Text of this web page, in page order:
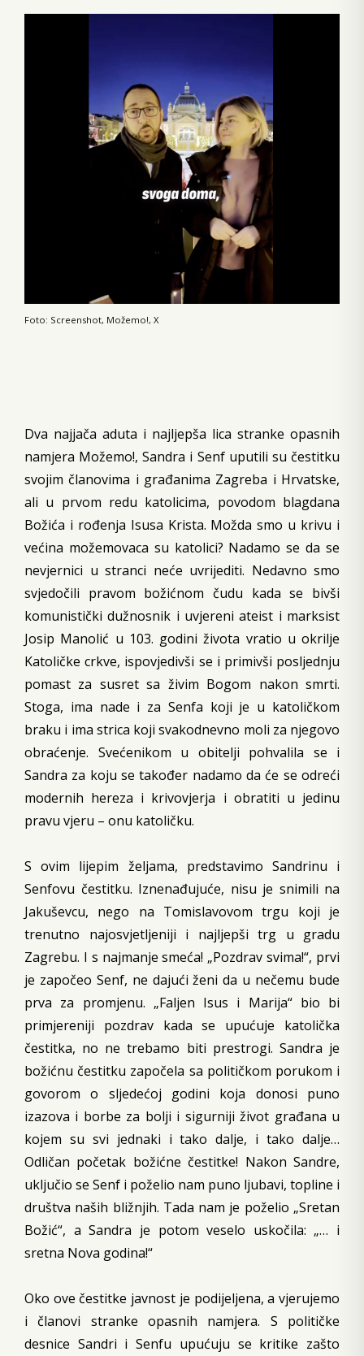
Foto: Screenshot, Možemo!, X
Dva najjača aduta i najljepša lica stranke opasnih
namjera Možemo!, Sandra i Senf uputili su čestitku
svojim članovima i građanima Zagreba i Hrvatske,
ali u prvom redu katolicima, povodom blagdana
Božića i rođenja Isusa Krista. Možda smo u krivu i
većina možemovaca su katolici? Nadamo se da se
nevjernici u stranci neće uvrijediti. Nedavno smo
svjedočili pravom božićnom čudu kada se bivši
komunistički dužnosnik i uvjereni ateist i marksist
Josip Manolić u 103. godini života vratio u okrilje
Katoličke crkve, ispovjedivši se i primivši posljednju
pomast za susret sa živim Bogom nakon smrti.
Stoga, ima nade i za Senfa koji je u katoličkom
braku i ima strica koji svakodnevno moli za njegovo
obraćenje. Svećenikom u obitelji pohvalila se i
Sandra za koju se također nadamo da će se odreći
modernih hereza i krivovjerja i obratiti u jedinu
pravu vjeru – onu katoličku.
S ovim lijepim željama, predstavimo Sandrinu i
Senfovu čestitku. Iznenađujuće, nisu je snimili na
Jakuševcu, nego na Tomislavovom trgu koji je
trenutno najosvjetljeniji i najljepši trg u gradu
Zagrebu. I s najmanje smeća! „Pozdrav svima!“, prvi
je započeo Senf, ne dajući ženi da u nečemu bude
prva za promjenu. „Faljen Isus i Marija“ bio bi
primjereniji pozdrav kada se upućuje katolička
čestitka, no ne trebamo biti prestrogi. Sandra je
božićnu čestitku započela sa političkom porukom i
govorom o sljedećoj godini koja donosi puno
izazova i borbe za bolji i sigurniji život građana u
kojem su svi jednaki i tako dalje, i tako dalje…
Odličan početak božićne čestitke! Nakon Sandre,
uključio se Senf i poželio nam puno ljubavi, topline i
društva naših bližnjih. Tada nam je poželio „Sretan
Božić“, a Sandra je potom veselo uskočila: „… i
sretna Nova godina!“
Oko ove čestitke javnost je podijeljena, a vjerujemo
i članovi stranke opasnih namjera. S političke
desnice Sandri i Senfu upućuju se kritike zašto